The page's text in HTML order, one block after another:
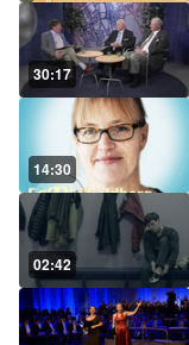
30:17
14:30
02:42